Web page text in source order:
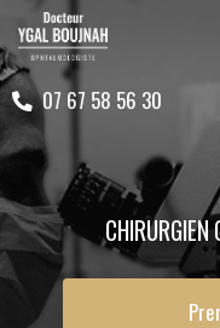
au
contenu
principal07 67 58 56 30